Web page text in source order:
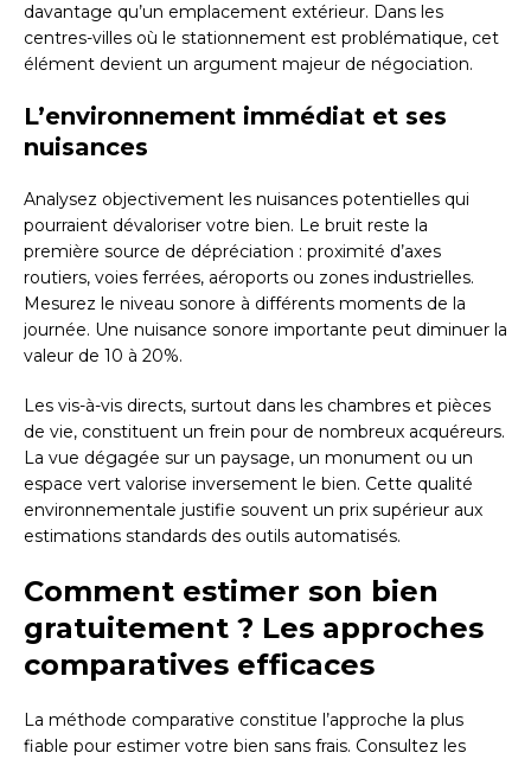
davantage qu’un emplacement extérieur. Dans les
centres-villes où le stationnement est problématique, cet
élément devient un argument majeur de négociation.
L’environnement immédiat et ses
nuisances
Analysez objectivement les nuisances potentielles qui
pourraient dévaloriser votre bien. Le bruit reste la
première source de dépréciation : proximité d’axes
routiers, voies ferrées, aéroports ou zones industrielles.
Mesurez le niveau sonore à différents moments de la
journée. Une nuisance sonore importante peut diminuer la
valeur de 10 à 20%.
Les vis-à-vis directs, surtout dans les chambres et pièces
de vie, constituent un frein pour de nombreux acquéreurs.
La vue dégagée sur un paysage, un monument ou un
espace vert valorise inversement le bien. Cette qualité
environnementale justifie souvent un prix supérieur aux
estimations standards des outils automatisés.
Comment estimer son bien
gratuitement ? Les approches
comparatives efficaces
La méthode comparative constitue l’approche la plus
fiable pour estimer votre bien sans frais. Consultez les